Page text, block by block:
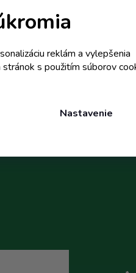
reklám a vylepšenia
s použitím súborov
Nastavenie
6,33 € vrátane DPH
7,76 € (-34%)